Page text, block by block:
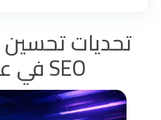
تحديات
SEO في عام 2026.